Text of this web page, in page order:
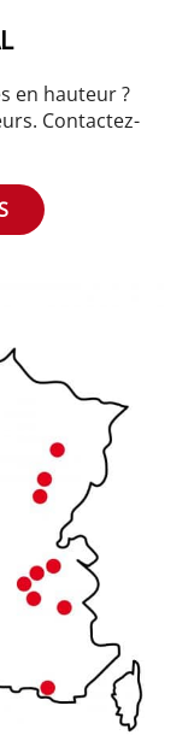
en hauteur ?
Contactez-